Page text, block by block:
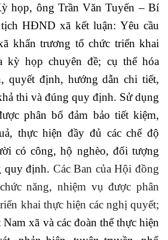
họp, ông Trần Văn Tuyến – Bí
HĐND xã kết luận: Yêu cầu
khẩn trương tổ chức triển khai
kỳ họp chuyên đề; cụ thể hóa
quyết định, hướng dẫn chi tiết,
thi và đúng quy định. Sử dụng
phân bổ đảm bảo tiết kiệm,
thực hiện đầy đủ các chế độ
có công, hộ nghèo, đối tượng
quy định. Các Ban của Hội đồng
năng, nhiệm vụ được phân
khai thực hiện các nghị quyết;
xã và các đoàn thể thực hiện